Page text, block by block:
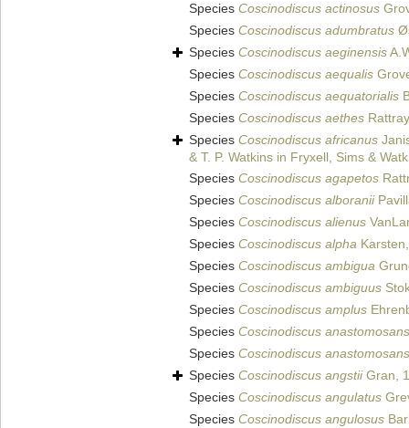
Species Coscinodiscus actinosus
Species Coscinodiscus adumbratus
Species Coscinodiscus aeginensis
Species Coscinodiscus aequalis
Species Coscinodiscus aequatorialis
Species Coscinodiscus aethes
Species Coscinodiscus africanus
& T. P. Watkins in Fryxell, Sims &
Species Coscinodiscus agapetos
Species Coscinodiscus alboranii
Species Coscinodiscus alienus
Species Coscinodiscus alpha
Species Coscinodiscus ambigua
Species Coscinodiscus ambiguus
Species Coscinodiscus amplus
Species Coscinodiscus anastomosans
Species Coscinodiscus anastomosans
Species Coscinodiscus angstiiGran,
Species Coscinodiscus angulatus
Species Coscinodiscus angulosus